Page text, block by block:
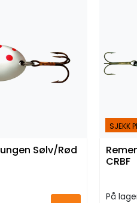
Sølv/Rød
SJEKK
CRBF
På